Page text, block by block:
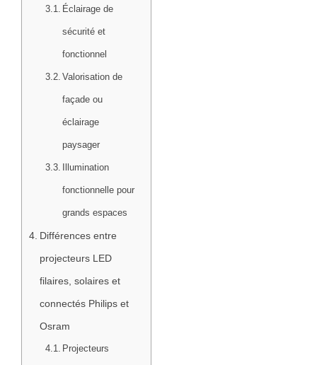
Éclairage de
sécurité et
fonctionnel
Valorisation de
façade ou
éclairage
paysager
Illumination
fonctionnelle pour
grands espaces
Différences entre
projecteurs LED
filaires, solaires et
connectés Philips et
Osram
Projecteurs